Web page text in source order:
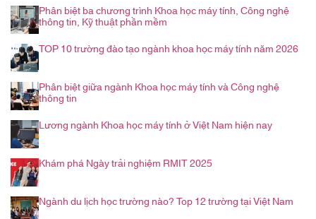
Phân biệt ba chương trình Khoa học máy tính, Công nghệ
thông tin, Kỹ thuật phần mềm
TOP 10 trường đào tạo ngành khoa học máy tính năm 2026
Phân biệt giữa ngành Khoa học máy tính và Công nghệ
thông tin
Lương ngành Khoa học máy tính ở Việt Nam hiện nay
Khám phá Ngày trải nghiệm RMIT 2025
Ngành du lịch học trường nào? Top 12 trường tại Việt Nam